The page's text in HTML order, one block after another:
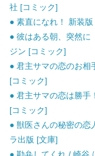
社 [コミック]
● 素直になれ！ 新装
● 彼はある朝、突然に
ジン [コミック]
● 君主サマの恋のお相
[コミック]
● 君主サマの恋は勝手
[コミック]
● 獣医さんの秘密の恋
ラ出版 [文庫]